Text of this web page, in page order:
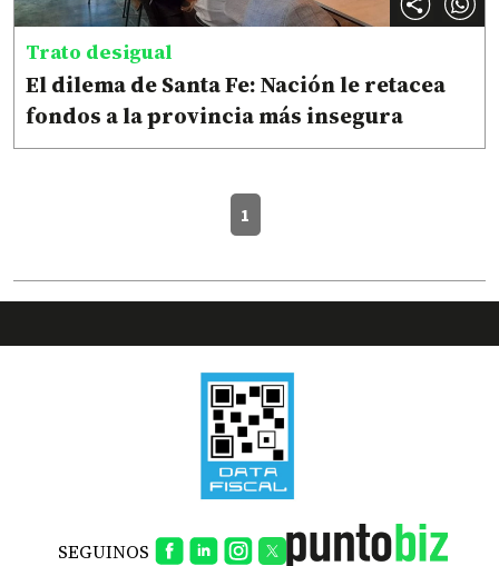
Trato desigual
El dilema de Santa Fe: Nación le retacea
fondos a la provincia más insegura
1
SEGUINOS